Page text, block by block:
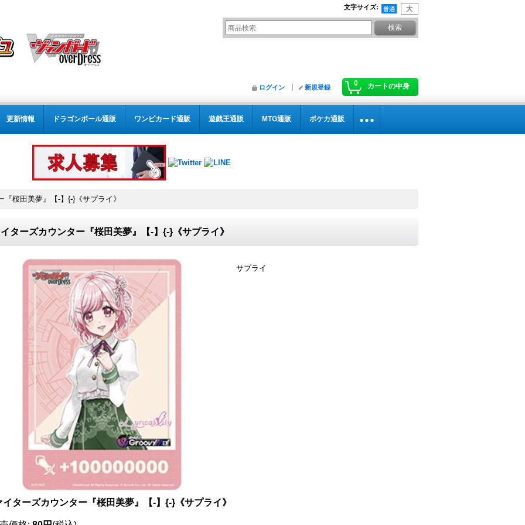
文字サイズ:
0 カートの中身
ログイン 新規登録
更新情報 ドラゴンボール通販 ワンピカード通販 遊戯王通販 MTG通販 ポケカ通販
桜田美夢』【-】{-}《サプライ》
ターズカウンター『桜田美夢』【-】{-}《サプライ》
サプライ
イターズカウンター『桜田美夢』【-】{-}《サプライ》